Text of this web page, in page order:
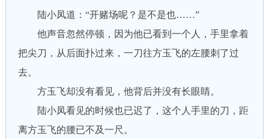
陆小凤道：“开赌场呢？是不是也……”
他声音忽然停顿，因为他已看到一个人，手里拿着
把尖刀，从后面扑过来，一刀往方玉飞的左腰刺了过
去。
方玉飞却没有看见，他背后并没有长眼睛。
陆小凤看见的时候也已迟了，这个人手里的刀，距
离方玉飞的腰已不及一尺。